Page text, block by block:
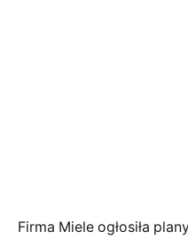
Firma Miele ogłosiła